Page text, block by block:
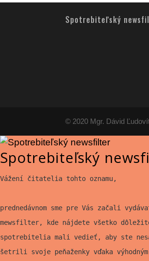
Spotrebiteľský
© 2020 Mgr. Dávid
Spotrebiteľský
Vážení čitatelia tohto oznamu,
prednedávnom sme pre Vás začali
mewsfilter, kde nájdete všetko
spotrebitelia mali vedieť, aby ste
šetrili svoje peňaženky vďaka výhodným